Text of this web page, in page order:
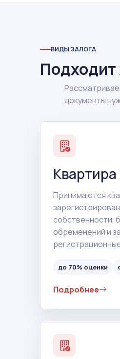
ВИДЫ ЗАЛОГА
документы
Квартира
Принимаются
собственности,
обременений и
до 70% оценки
Подробнее